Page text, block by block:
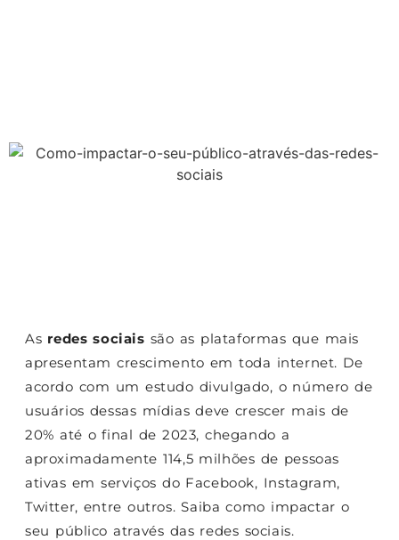
As redes sociais são as plataformas que mais
apresentam crescimento em toda internet. De
acordo com um estudo divulgado, o número de
usuários dessas mídias deve crescer mais de
20% até o final de 2023, chegando a
aproximadamente 114,5 milhões de pessoas
ativas em serviços do Facebook, Instagram,
Twitter, entre outros. Saiba como impactar o
seu público através das redes sociais.